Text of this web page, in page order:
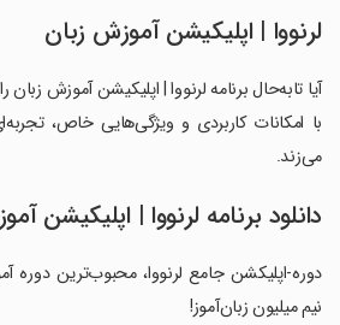
‏‏لرنووا | اپلیکیشن آموزش زبان
آیا تابه‌حال برنامه ‏‏لرنووا | اپلیکیشن آموزش زبان
با امکانات کاربردی و ویژگی‌هایی خاص،
می‌زند.
دانلود برنامه ‏‏لرنووا | اپلیکیشن
‏دوره-اپلیکشن جامع لرنووا، محبوب‌ترین دوره
نیم میلیون زبان‌آموز!